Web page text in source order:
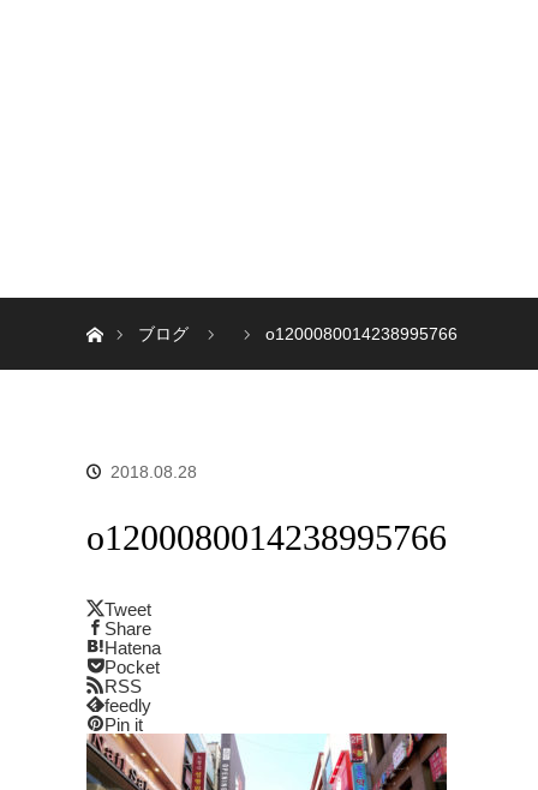
ブログ
o1200080014238995766
2018.08.28
o1200080014238995766
Tweet
Share
Hatena
Pocket
RSS
feedly
Pin it